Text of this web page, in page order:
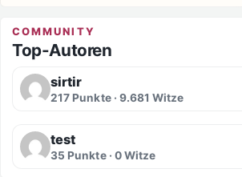
COMMUNITY
Top-Autoren
sirtir
217 Punkte · 9.681 Witze
test
35 Punkte · 0 Witze